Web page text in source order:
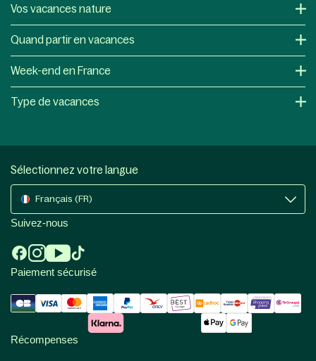
Vos vacances nature
Quand partir en vacances
Week-end en France
Type de vacances
Sélectionnez votre langue
Français (FR)
Suivez-nous
Paiement sécurisé
Récompenses